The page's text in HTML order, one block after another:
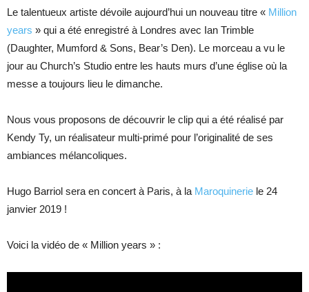
Le talentueux artiste dévoile aujourd’hui un nouveau titre « Million
years » qui a été enregistré à Londres avec Ian Trimble
(Daughter, Mumford & Sons, Bear’s Den). Le morceau a vu le
jour au Church’s Studio entre les hauts murs d’une église où la
messe a toujours lieu le dimanche.
Nous vous proposons de découvrir le clip qui a été réalisé par
Kendy Ty, un réalisateur multi-primé pour l’originalité de ses
ambiances mélancoliques.
Hugo Barriol sera en concert à Paris, à la Maroquinerie le 24
janvier 2019 !
Voici la vidéo de « Million years » :